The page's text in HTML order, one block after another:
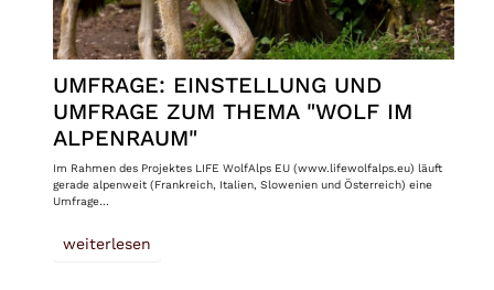
UMFRAGE: EINSTELLUNG UND
UMFRAGE ZUM THEMA "WOLF IM
ALPENRAUM"
Im Rahmen des Projektes LIFE WolfAlps EU (www.lifewolfalps.eu) läuft
gerade alpenweit (Frankreich, Italien, Slowenien und Österreich) eine
Umfrage…
weiterlesen